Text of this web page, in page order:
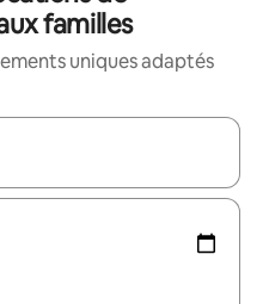
familles
uniques adaptés
utilisez les flèches vers le